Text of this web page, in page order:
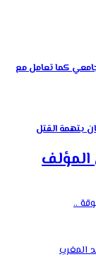
كما تعامل مع
بتهمة القتل
المؤلف
..
المغرب